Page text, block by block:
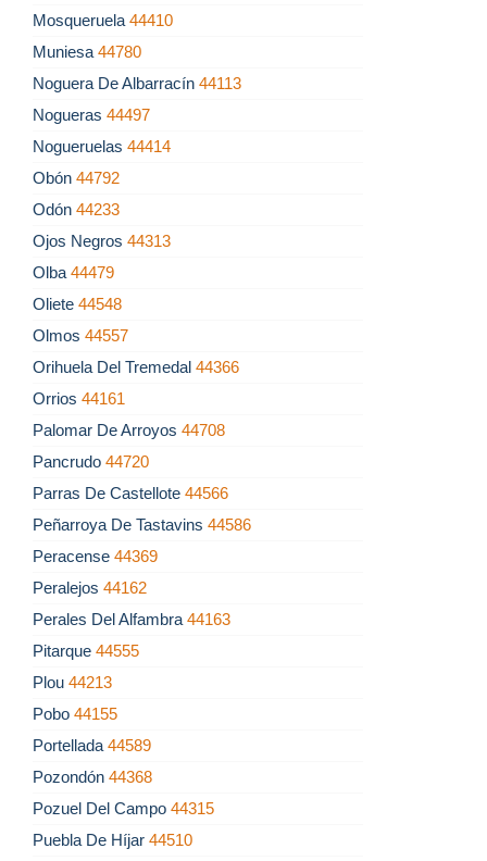
Mosqueruela 44410
Muniesa 44780
Noguera De Albarracín 44113
Nogueras 44497
Nogueruelas 44414
Obón 44792
Odón 44233
Ojos Negros 44313
Olba 44479
Oliete 44548
Olmos 44557
Orihuela Del Tremedal 44366
Orrios 44161
Palomar De Arroyos 44708
Pancrudo 44720
Parras De Castellote 44566
Peñarroya De Tastavins 44586
Peracense 44369
Peralejos 44162
Perales Del Alfambra 44163
Pitarque 44555
Plou 44213
Pobo 44155
Portellada 44589
Pozondón 44368
Pozuel Del Campo 44315
Puebla De Híjar 44510